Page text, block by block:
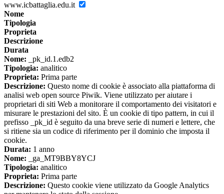
www.icbattaglia.edu.it
Nome
Tipologia
Proprieta
Descrizione
Durata
Nome: _pk_id.1.edb2
Tipologia: analitico
Proprieta: Prima parte
Descrizione: Questo nome di cookie è associato alla piattaforma di
analisi web open source Piwik. Viene utilizzato per aiutare i
proprietari di siti Web a monitorare il comportamento dei visitatori e
misurare le prestazioni del sito. È un cookie di tipo pattern, in cui il
prefisso _pk_id è seguito da una breve serie di numeri e lettere, che
si ritiene sia un codice di riferimento per il dominio che imposta il
cookie.
Durata: 1 anno
Nome: _ga_MT9BBY8YCJ
Tipologia: analitico
Proprieta: Prima parte
Descrizione: Questo cookie viene utilizzato da Google Analytics